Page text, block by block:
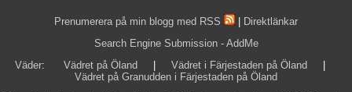
Prenumerera på min blogg med RSS
Direktlänkar
Search Engine Submission - AddMe
Väder: Vädret på Öland Vädret i Färjestaden på Öland
Vädret på Granudden i Färjestaden på Öland